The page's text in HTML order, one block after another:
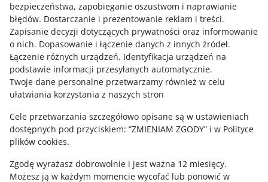
bezpieczeństwa, zapobieganie oszustwom i naprawianie
błędów. Dostarczanie i prezentowanie reklam i treści.
Zapisanie decyzji dotyczących prywatności oraz informowanie
o nich. Dopasowanie i łączenie danych z innych źródeł.
Łączenie różnych urządzeń. Identyfikacja urządzeń na
podstawie informacji przesyłanych automatycznie.
Twoje dane personalne przetwarzamy również w celu
ułatwiania korzystania z naszych stron
Cele przetwarzania szczegółowo opisane są w ustawieniach
dostępnych pod przyciskiem: “ZMIENIAM ZGODY” i w Polityce
plików cookies.
Zgodę wyrażasz dobrowolnie i jest ważna 12 miesięcy.
Możesz ją w każdym momencie wycofać lub ponowić w
Zapytaj społeczność
Zajrzyj na Allegro Gadane